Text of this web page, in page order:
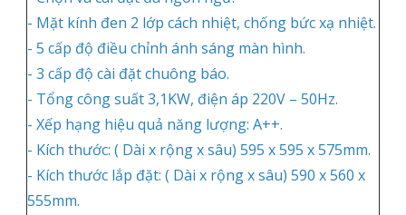
- Mặt kính đen 2 lớp cách nhiệt, chống bức xạ nhiệt.
- 5 cấp độ điều chỉnh ánh sáng màn hình.
- 3 cấp độ cài đặt chuông báo.
- Tổng công suất 3,1KW, điện áp 220V – 50Hz.
- Xếp hạng hiệu quả năng lượng: A++.
- Kích thước: ( Dài x rộng x sâu) 595 x 595 x 575mm.
- Kích thước lắp đặt: ( Dài x rộng x sâu) 590 x 560 x
555mm.